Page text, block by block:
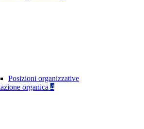
Posizioni organizzative
organica 4